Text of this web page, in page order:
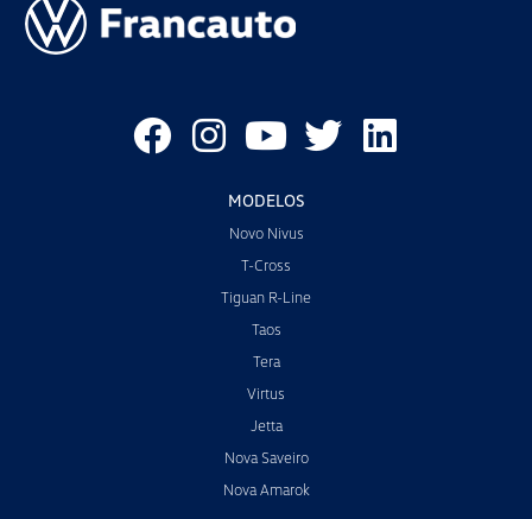
MODELOS
Novo Nivus
T-Cross
Tiguan R-Line
Taos
Tera
Virtus
Jetta
Nova Saveiro
Nova Amarok